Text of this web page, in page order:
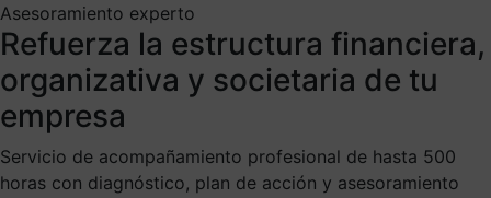
Asesoramiento experto
Refuerza la estructura financiera,
organizativa y societaria de tu
empresa
Servicio de acompañamiento profesional de hasta 500
horas con diagnóstico, plan de acción y asesoramiento